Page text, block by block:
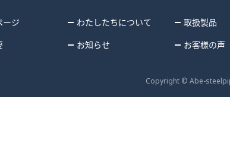
ージ わたしたちについて 取扱製品
お知らせ お客様の声
Copyright © Abe-